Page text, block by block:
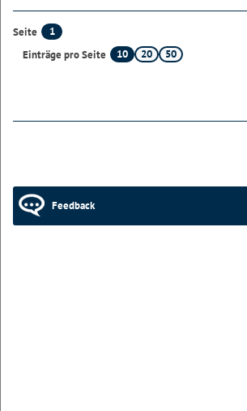
Seite
1
Einträge pro Seite
10 20 50
Feedback